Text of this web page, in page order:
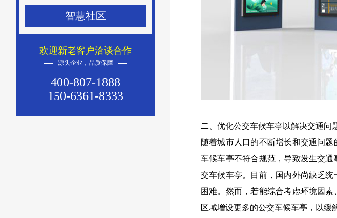
智慧社区
欢迎新老客户洽谈合作
源头企业，品质保障
400-807-1888
150-6361-8333
二、优化公交车候车亭以解决交通问
随着城市人口的不断增长和交通问
车候车亭不符合规范，导致发生交
交车候车亭。目前，国内外尚缺乏
困难。然而，若能综合考虑环境因
区域增设更多的公交车候车亭，以缓